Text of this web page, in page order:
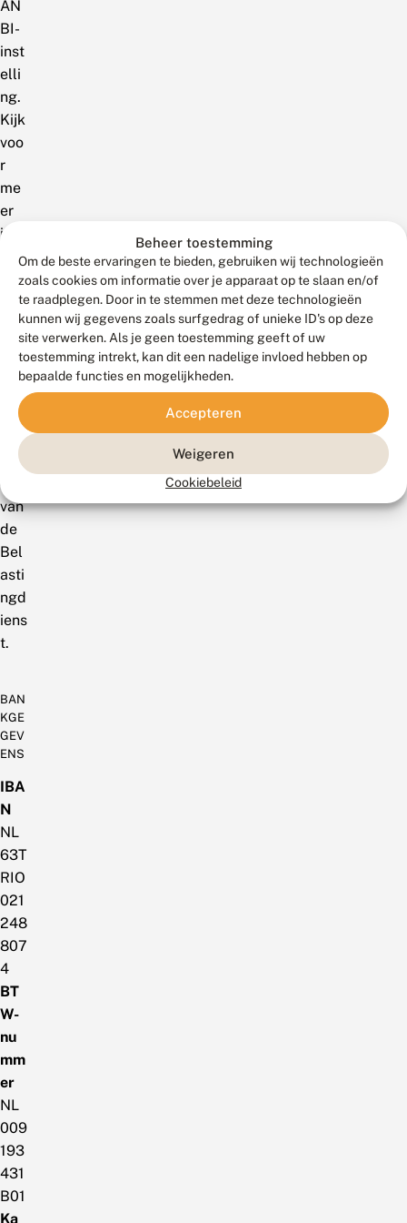
Beheer toestemming
Om de beste ervaringen te bieden, gebruiken wij technologieën
zoals cookies om informatie over je apparaat op te slaan en/of
te raadplegen. Door in te stemmen met deze technologieën
kunnen wij gegevens zoals surfgedrag of unieke ID's op deze
site verwerken. Als je geen toestemming geeft of uw
toestemming intrekt, kan dit een nadelige invloed hebben op
bepaalde functies en mogelijkheden.
Accepteren
Weigeren
Cookiebeleid
AN
BI-
inst
elli
ng.
Kijk
voo
r
me
er
info
rma
ove
AN
bsit
e
van
de
Bel
asti
ngd
iens
t.
BAN
KGE
GEV
ENS
IBA
N
NL
63T
RIO
021
248
807
4
BT
W-
nu
mm
er
NL
009
193
431
B01
Ka